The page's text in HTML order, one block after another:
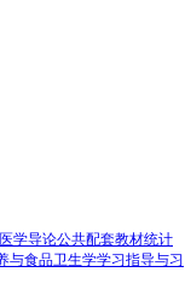
学导论公共配套教材统计
与食品卫生学学习指导与习